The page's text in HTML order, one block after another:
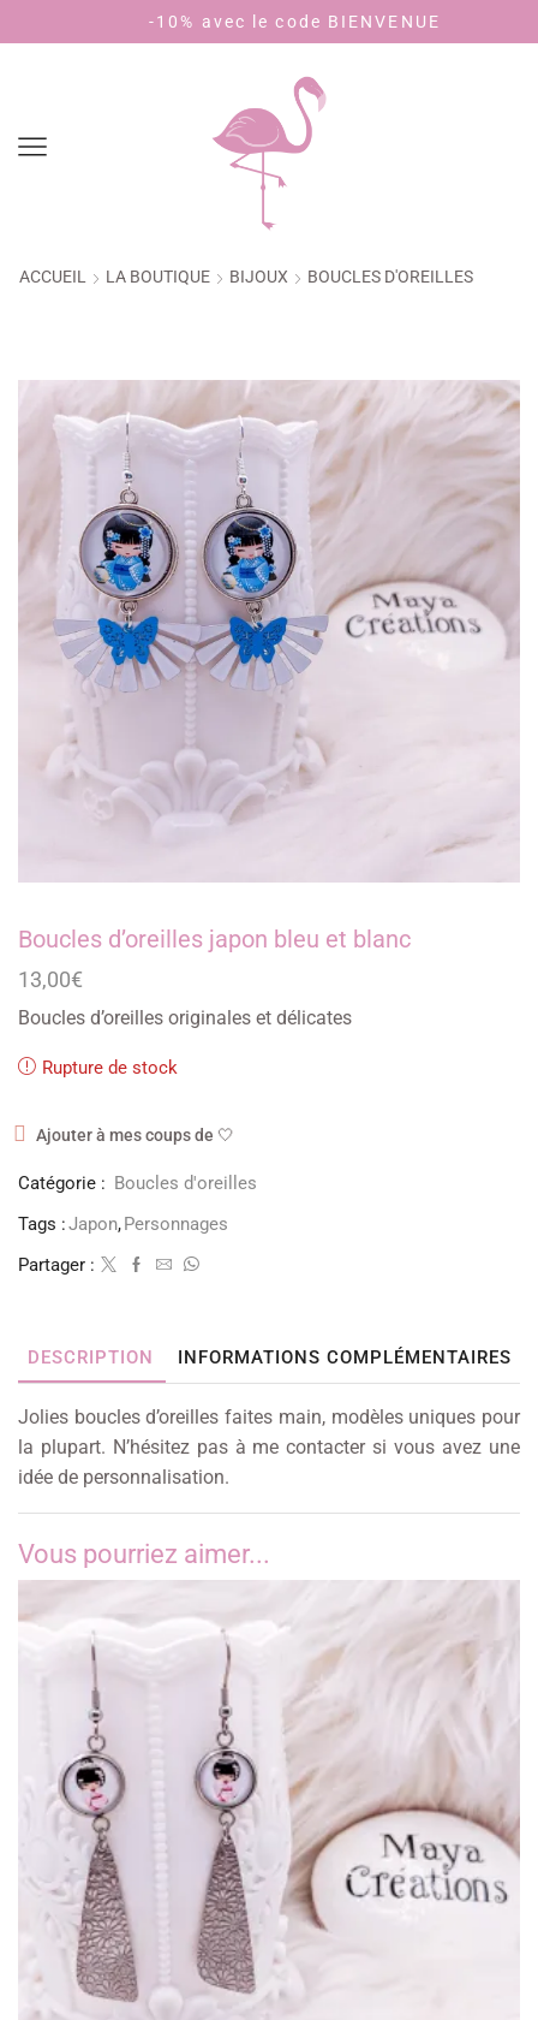
-10% avec le code BIENVENUE
ACCUEIL LA BOUTIQUE BIJOUX BOUCLES D'OREILLES
Boucles d’oreilles japon bleu et blanc
13,00€
Boucles d’oreilles originales et délicates
Rupture de stock
Ajouter à mes coups de 🤍
Catégorie : Boucles d'oreilles
Tags :Japon,Personnages
Partager :
DESCRIPTION INFORMATIONS COMPLÉMENTAIRES
Jolies boucles d’oreilles faites main, modèles uniques pour
la plupart. N’hésitez pas à me contacter si vous avez une
idée de personnalisation.
Vous pourriez aimer...